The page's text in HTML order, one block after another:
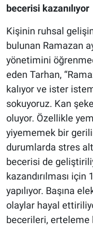
becerisi kazanılıyor
Kişinin ruhsal
bulunan Ramazan
yönetimini
eden Tarhan,
kalıyor ve ister
sokuyoruz. Kan
oluyor. Özellikle
yiyememek bir
durumlarda stres
becerisi de
kazandırılması
yapılıyor. Başına
olaylar hayal
becerileri, erteleme